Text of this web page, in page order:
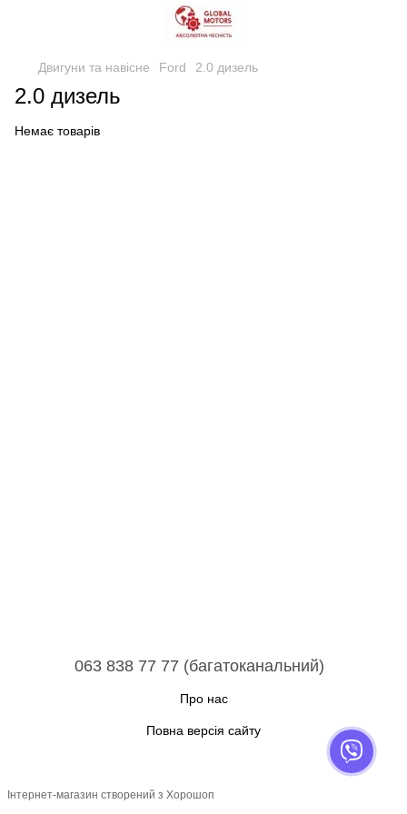
Двигуни та навісне Ford 2.0 дизель
2.0 дизель
Немає товарів
063 838 77 77 (багатоканальний)
Про нас
Повна версія сайту
Інтернет-магазин створений з Хорошоп